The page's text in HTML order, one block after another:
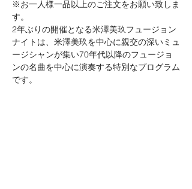
※お一人様一品以上のご注文をお願い致しま
す。
2年ぶりの開催となる米澤美玖フュージョン
ナイトは、米澤美玖を中心に親交の深いミュ
ージシャンが集い70年代以降のフュージョ
ンの名曲を中心に演奏する特別なプログラム
です。